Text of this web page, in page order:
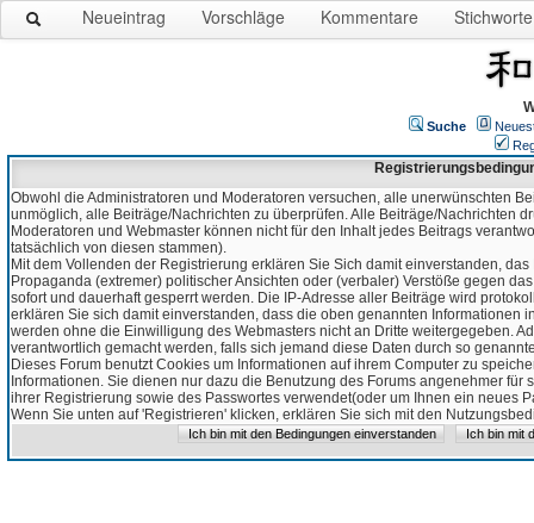
Neueintrag Vorschläge Kommentare Stichworte
Suche
Obwohl die Administratoren und Moderatoren versuchen, alle unerwünschten
unmöglich, alle Beiträge/Nachrichten zu überprüfen. Alle Beiträge/Nachrichten
Moderatoren und Webmaster können nicht für den Inhalt jedes Beitrags
tatsächlich von diesen stammen).
Mit dem Vollenden der Registrierung erklären Sie Sich damit einverstanden,
Propaganda (extremer) politischer Ansichten oder (verbaler) Verstöße gegen
sofort und dauerhaft gesperrt werden. Die IP-Adresse aller Beiträge wird
erklären Sie sich damit einverstanden, dass die oben genannten Informationen
werden ohne die Einwilligung des Webmasters nicht an Dritte weitergegeben.
verantwortlich gemacht werden, falls sich jemand diese Daten durch so
Dieses Forum benutzt Cookies um Informationen auf ihrem Computer zu
Informationen. Sie dienen nur dazu die Benutzung des Forums angenehmer
ihrer Registrierung sowie des Passwortes verwendet(oder um Ihnen ein neues
Wenn Sie unten auf 'Registrieren' klicken, erklären Sie sich mit den